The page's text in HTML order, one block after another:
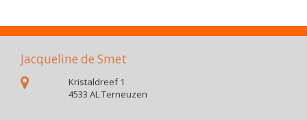
Jacqueline de Smet
Kristaldreef 1
4533 AL Terneuzen